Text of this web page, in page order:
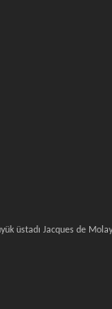
üstadı Jacques de